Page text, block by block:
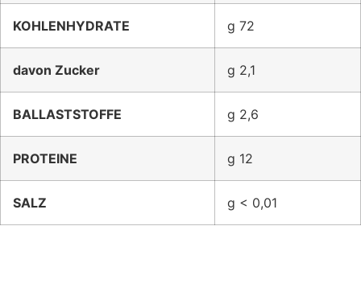
KOHLENHYDRATE g 72
davon Zucker g 2,1
BALLASTSTOFFE g 2,6
PROTEINE g 12
SALZ g < 0,01